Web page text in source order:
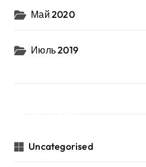
Май 2020
Июль 2019
Uncategorised